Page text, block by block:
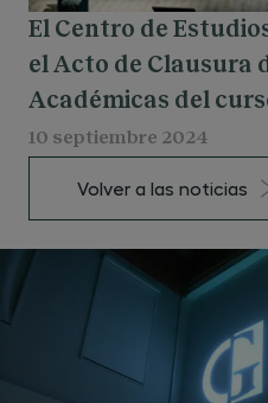
El Centro de
el Acto de Clausura
Académicas del
10 septiembre 2024
Volver a las noticias